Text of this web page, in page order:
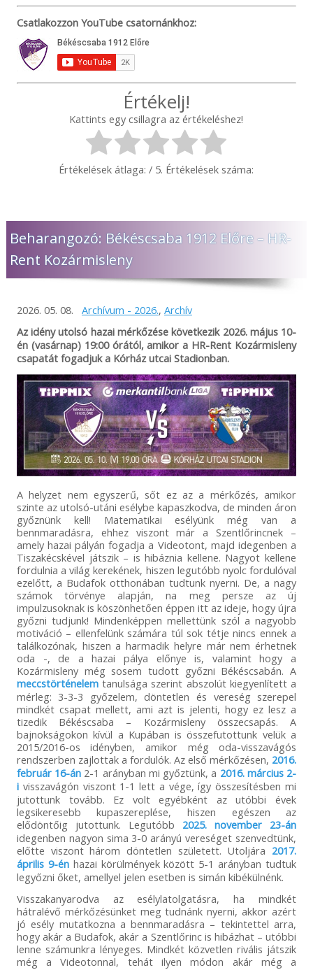
Csatlakozzon YouTube csatornánkhoz:
Értékelj!
Kattints egy csillagra az értékeléshez!
Értékelések átlaga:/ 5. Értékelések száma:
Beharangozó: Békéscsaba 1912 Előre – HR-
Rent Kozármisleny
2026. 05. 08. Archívum - 2026., Archív
Az idény utolsó hazai mérkőzése következik 2026. május 10-
én (vasárnap) 19:00 órától, amikor a HR-Rent Kozármisleny
csapatát fogadjuk a Kórház utcai Stadionban.
A helyzet nem egyszerű, sőt ez az a mérkőzés, amikor
szinte az utolsó-utáni esélybe kapaszkodva, de minden áron
győznünk kell! Matematikai esélyünk még van a
bennmaradásra, ehhez viszont már a Szentlőrincnek –
amely hazai pályán fogadja a Videotont, majd idegenben a
Tiszakécskével játszik – is hibáznia kellene. Nagyot kellene
fordulnia a világ kerekének, hiszen legutóbb nyolc fordulóval
ezelőtt, a Budafok otthonában tudtunk nyerni. De, a nagy
számok törvénye alapján, na meg persze az új
impulzusoknak is köszönhetően éppen itt az ideje, hogy újra
győzni tudjunk! Mindenképpen mellettünk szól a nagyobb
motiváció – ellenfelünk számára túl sok tétje nincs ennek a
találkozónak, hiszen a harmadik helyre már nem érhetnek
oda -, de a hazai pálya előnye is, valamint hogy a
Kozármisleny még sosem tudott győzni Békéscsabán. A
meccstörténelemtanulsága szerint abszolút kiegyenlített a
mérleg: 3-3-3 győzelem, döntetlen és vereség szerepel
mindkét csapat mellett, ami azt is jelenti, hogy ez lesz a
tizedik Békéscsaba – Kozármisleny összecsapás. A
bajnokságokon kívül a Kupában is összefutottunk velük a
2015/2016-os idényben, amikor még oda-visszavágós
rendszerben zajlottak a fordulók. Az első mérkőzésen, 2016.
február 16-án 2-1 arányban mi győztünk, a 2016. március 2-
ivisszavágón viszont 1-1 lett a vége, így összesítésben mi
jutottunk tovább. Ez volt egyébként az utóbbi évek
legsikeresebb kupaszereplése, hiszen egészen az
elődöntőig jutottunk. Legutóbb 2025. november 23-án
idegenben nagyon sima 3-0 arányú vereséget szenvedtünk,
előtte viszont három döntetlen született. Utoljára 2017.
április 9-énhazai körülmények között 5-1 arányban tudtuk
legyőzni őket, amellyel jelen esetben is simán kibékülnénk.
Visszakanyarodva az esélylatolgatásra, ha mindkét
hátralévő mérkőzésünket meg tudnánk nyerni, akkor azért
jó esély mutatkozna a bennmaradásra – tekintettel arra,
hogy akár a Budafok, akár a Szentlőrinc is hibázhat – utóbbi
lenne számunkra lényeges. Mindkét közvetlen rivális játszik
még a Videotonnal, tehát ilyen módon akár még a